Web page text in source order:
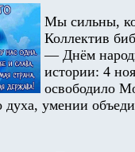
Мы сильны,
Коллектив
— Днём
истории: 4
освободило
духа, умении